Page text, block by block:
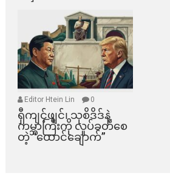
Editor Htein Lin 0
ရှီကျင့်ဖျင်၊ သုစိဒိဒ်နဲ့
ကမ္ဘာကြီးကို လှုပ်ခတ်စေ
တဲ့ “ထောင်ချောက်”